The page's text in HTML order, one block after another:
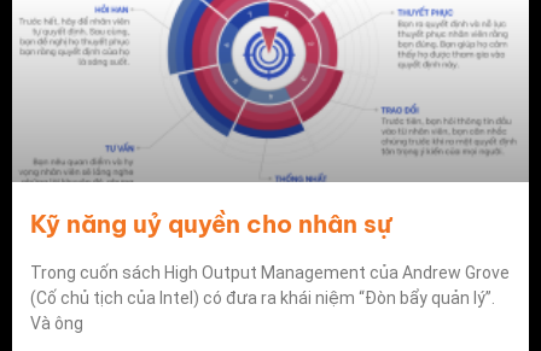
Kỹ năng uỷ quyền cho nhân sự
Trong cuốn sách High Output Management của Andrew Grove
(Cố chủ tịch của Intel) có đưa ra khái niệm “Đòn bẩy quản lý”.
Và ông